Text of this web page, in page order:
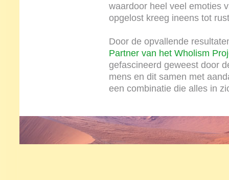
waardoor heel veel emoties
opgelost kreeg ineens tot
Door de opvallende
Partner van het Wholism
gefascineerd geweest door
mens en dit samen met
een combinatie die alles in